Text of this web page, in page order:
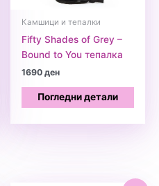
Камшици и тепалки
Fifty Shades of Grey –
Bound to You тепалка
1690ден
Погледни детали